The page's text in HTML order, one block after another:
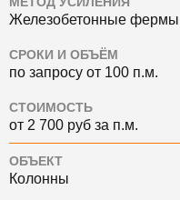
Железобетонные фермы
СРОКИ И ОБЪЁМ
по запросу от 100 п.м.
СТОИМОСТЬ
от 2 700 руб за п.м.
ОБЪЕКТ
Колонны